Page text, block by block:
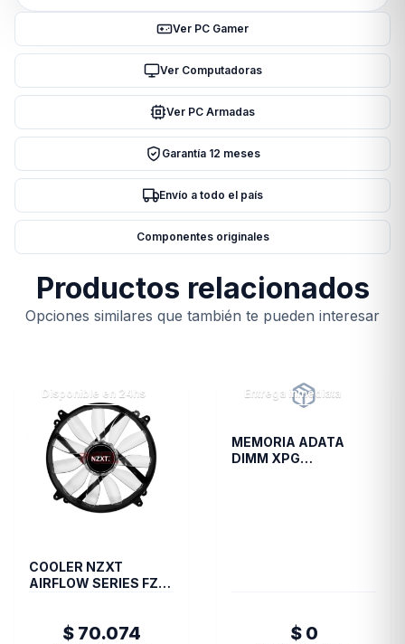
Black
3.2
Ver PC Gamer
Ver Computadoras
Ver PC Armadas
Garantía 12 meses
Envío a todo el país
Componentes originales
Productos relacionados
Opciones similares que también te pueden interesar
Disponible en 24hs
COOLER NZXT
AIRFLOW SERIES FZ-
$ 70.074
Entrega inmediata
MEMORIA ADATA
DIMM XPG
$ 0